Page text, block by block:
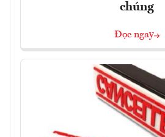
chúng
Đọc ngay